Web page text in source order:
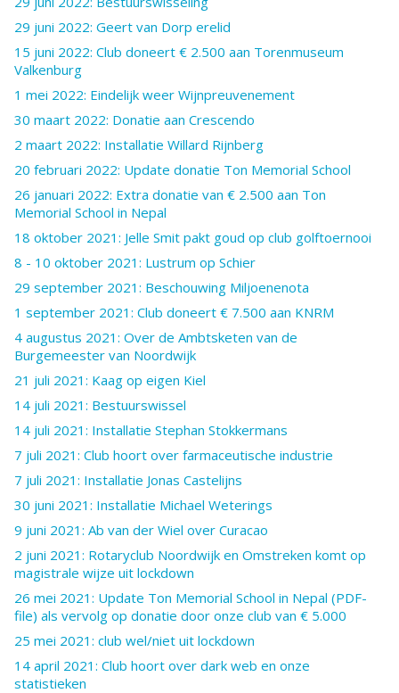
29 juni 2022: Geert van Dorp erelid
15 juni 2022: Club doneert € 2.500 aan Torenmuseum
Valkenburg
1 mei 2022: Eindelijk weer Wijnpreuvenement
30 maart 2022: Donatie aan Crescendo
2 maart 2022: Installatie Willard Rijnberg
20 februari 2022: Update donatie Ton Memorial School
26 januari 2022: Extra donatie van € 2.500 aan Ton
Memorial School in Nepal
18 oktober 2021: Jelle Smit pakt goud op club golftoernooi
8 - 10 oktober 2021: Lustrum op Schier
29 september 2021: Beschouwing Miljoenenota
1 september 2021: Club doneert € 7.500 aan KNRM
4 augustus 2021: Over de Ambtsketen van de
Burgemeester van Noordwijk
21 juli 2021: Kaag op eigen Kiel
14 juli 2021: Bestuurswissel
14 juli 2021: Installatie Stephan Stokkermans
7 juli 2021: Club hoort over farmaceutische industrie
7 juli 2021: Installatie Jonas Castelijns
30 juni 2021: Installatie Michael Weterings
9 juni 2021: Ab van der Wiel over Curacao
2 juni 2021: Rotaryclub Noordwijk en Omstreken komt op
magistrale wijze uit lockdown
26 mei 2021: Update Ton Memorial School in Nepal (PDF-
file) als vervolg op donatie door onze club van € 5.000
25 mei 2021: club wel/niet uit lockdown
14 april 2021: Club hoort over dark web en onze
statistieken